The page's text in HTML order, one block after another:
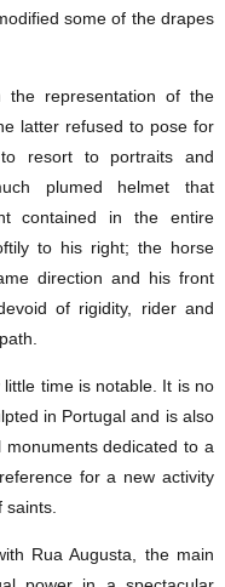
some of the drapes
the representation of the
latter refused to pose for
resort to portraits and
plumed helmet that
contained in the entire
to his right; the horse
direction and his front
of rigidity, rider and
time is notable. It is no
in Portugal and is also
dedicated to a
for a new activity
saints.
Rua Augusta, the main